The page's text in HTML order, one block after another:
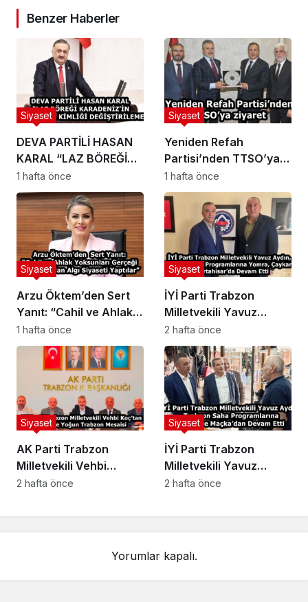
Benzer Haberler
DEVA PARTİLİ HASAN
KARAL “LAZ BÖREĞİ
KARADENİZ’İN
HAFIZASIDIR, KİMLİĞİ
DEĞİŞTİRİLEMEZ”
Siyaset
1 hafta önce
Yeniden Refah
Partisi’nden TTSO’ya
ziyaret
Siyaset
1 hafta önce
Arzu Öktem’den Sert
Yanıt: “Cahil ve Ahlak
Yoksunları Gerçeği
Araştırmadan Algı
Siyaseti Yaptılar”
Siyaset
1 hafta önce
İYİ Parti Trabzon
Milletvekili Yavuz
Aydın, Trabzon Saha
Programlarına Yomra,
Çaykara ve
Ortahisar’da Devam
Etti
Siyaset
2 hafta önce
AK Parti Trabzon
Milletvekili Vehbi
Koç’tan 3 Günde Yoğun
Siyaset
2 hafta önce
İYİ Parti Trabzon
Milletvekili Yavuz
Aydın, Trabzon Saha
Siyaset
2 hafta önce
Yorumlar kapalı.